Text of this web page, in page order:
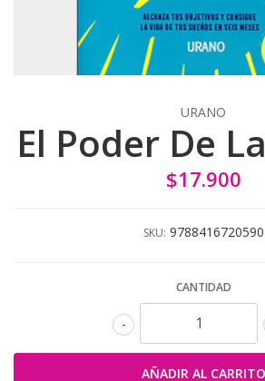
URANO
El Poder De
$17.900
SKU: 9788416720590
CANTIDAD
-